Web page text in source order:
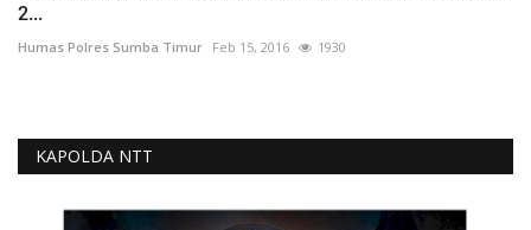
2...
Humas Polres Sumba Timur Feb 15, 2016 1930
KAPOLDA NTT